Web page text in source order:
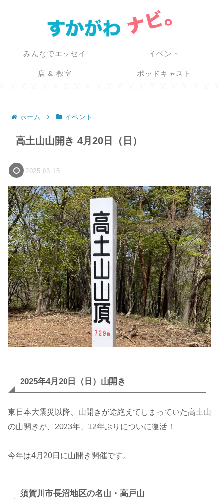
みんなでエッセイ イベント
店 & 教室 ポッドキャスト
ホーム イベント
高土山山開き 4月20日（日）
2025.03.15
2025年4月20日（日）山開き
東日本大震災以降、山開きが途絶えてしまっていた高土山
の山開きが、2023年、12年ぶりについに復活！
今年は4月20日に山開き開催です。
須賀川市長沼地区の名山・高戸山